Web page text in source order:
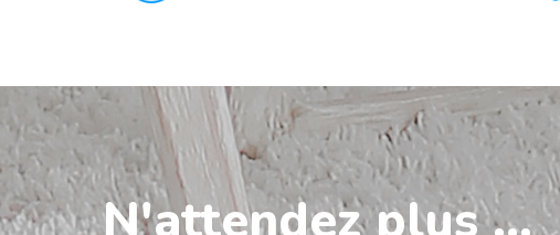
N'attendez plus ...